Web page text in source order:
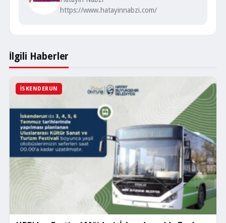
https://www.hatayinnabzi.com/
İlgili Haberler
İSKENDERUN